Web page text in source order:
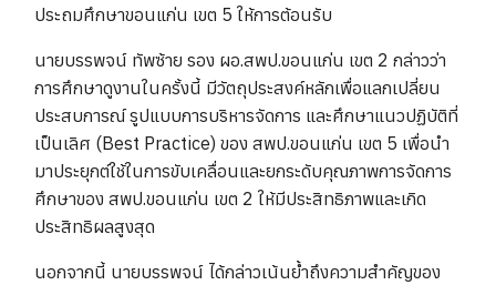
ประถมศึกษาขอนแก่น เขต 5 ให้การต้อนรับ
นายบรรพจน์ ทัพซ้าย รอง ผอ.สพป.ขอนแก่น เขต 2 กล่าวว่า
การศึกษาดูงานในครั้งนี้ มีวัตถุประสงค์หลักเพื่อแลกเปลี่ยน
ประสบการณ์ รูปแบบการบริหารจัดการ และศึกษาแนวปฏิบัติที่
เป็นเลิศ (Best Practice) ของ สพป.ขอนแก่น เขต 5 เพื่อนำ
มาประยุกต์ใช้ในการขับเคลื่อนและยกระดับคุณภาพการจัดการ
ศึกษาของ สพป.ขอนแก่น เขต 2 ให้มีประสิทธิภาพและเกิด
ประสิทธิผลสูงสุด
นอกจากนี้ นายบรรพจน์ ได้กล่าวเน้นย้ำถึงความสำคัญของ